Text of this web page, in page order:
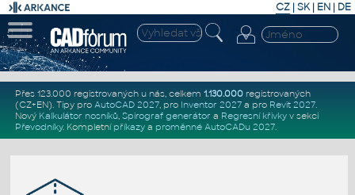
CZ | SK| EN | DE
Přes 123.000 registrovaných u nás, celkem 1.130.000registrovaných
(CZ+EN). Tipy pro AutoCAD 2027, pro Inventor 2027a pro Revit 2027.
Nový Kalkulátor nosníků, Spirograf generátor a Regresní křivkyv sekci
Převodníky. Kompletní příkazya proměnné AutoCADu 2027.